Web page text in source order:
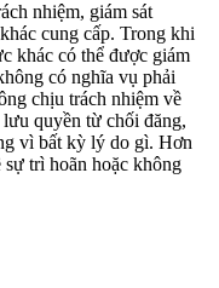
nhiệm, giám sát
cung cấp. Trong khi
khác có thể được giám
có nghĩa vụ phải
chịu trách nhiệm về
quyền từ chối đăng,
vì bất kỳ lý do gì. Hơn
trì hoãn hoặc không